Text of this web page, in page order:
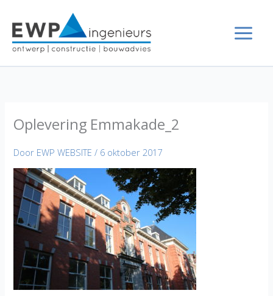
inhoud
Oplevering Emmakade_2
Door EWP WEBSITE/ 6 oktober 2017